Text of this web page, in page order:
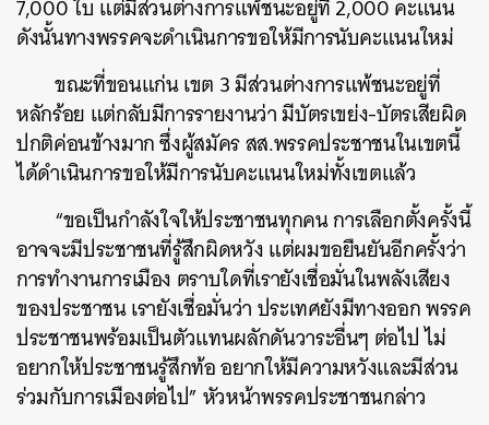
7,000 ใบ แต่มีส่วนต่างการแพ้ชนะอยู่ที่ 2,000 คะแนน
ดังนั้นทางพรรคจะดำเนินการขอให้มีการนับคะแนนใหม่
ขณะที่ขอนแก่น เขต 3 มีส่วนต่างการแพ้ชนะอยู่ที่
หลักร้อย แต่กลับมีการรายงานว่า มีบัตรเขย่ง-บัตรเสียผิด
ปกติค่อนข้างมาก ซึ่งผู้สมัคร สส.พรรคประชาชนในเขตนี้
ได้ดำเนินการขอให้มีการนับคะแนนใหม่ทั้งเขตแล้ว
“ขอเป็นกำลังใจให้ประชาชนทุกคน การเลือกตั้งครั้งนี้
อาจจะมีประชาชนที่รู้สึกผิดหวัง แต่ผมขอยืนยันอีกครั้งว่า
การทำงานการเมือง ตราบใดที่เรายังเชื่อมั่นในพลังเสียง
ของประชาชน เรายังเชื่อมั่นว่า ประเทศยังมีทางออก พรรค
ประชาชนพร้อมเป็นตัวแทนผลักดันวาระอื่นๆ ต่อไป ไม่
อยากให้ประชาชนรู้สึกท้อ อยากให้มีความหวังและมีส่วน
ร่วมกับการเมืองต่อไป” หัวหน้าพรรคประชาชนกล่าว